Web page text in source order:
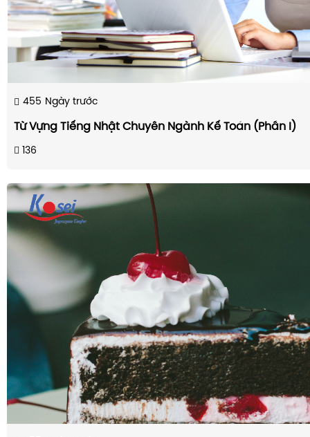
455 Ngày trước
Từ Vựng Tiếng Nhật Chuyên Ngành Kế Toán (Phần I)
136